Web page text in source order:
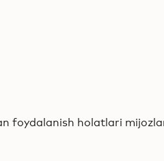
foydalanish holatlari